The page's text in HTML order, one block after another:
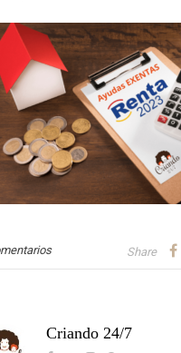
Share
Criando 24/7